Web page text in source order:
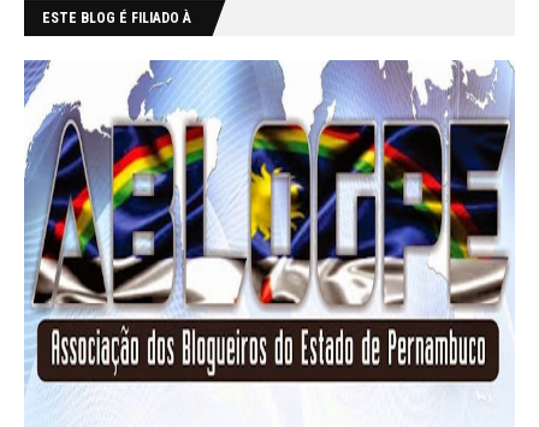
ESTE BLOG É FILIADO À